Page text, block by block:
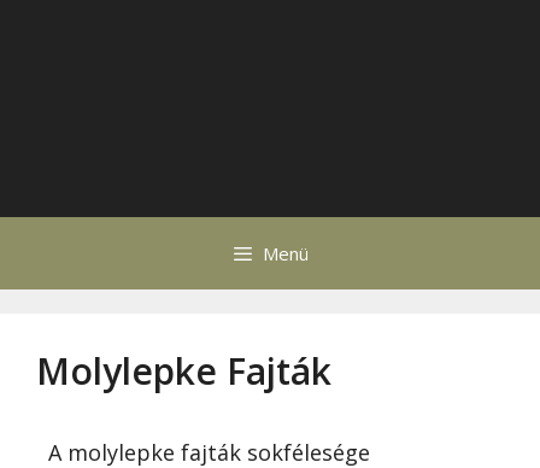
Menü
Molylepke Fajták
A molylepke fajták sokfélesége